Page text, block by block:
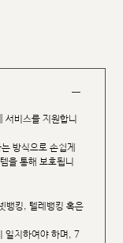
서비스를 지원합니
방식으로 손쉽게
을 통해 보호됩니
뱅킹, 텔레뱅킹 혹은
일치하여야 하며, 7